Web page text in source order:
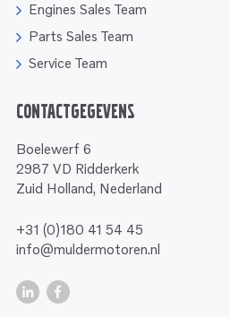
Engines Sales Team
Parts Sales Team
Service Team
Contactgegevens
Boelewerf 6
2987 VD Ridderkerk
Zuid Holland, Nederland
+31 (0)180 41 54 45
info@muldermotoren.nl